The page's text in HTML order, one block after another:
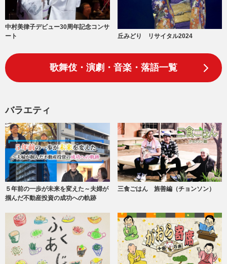
中村美律子デビュー30周年記念コンサ
ート
丘みどり リサイタル2024
歌舞伎・演劇・音楽・落語一覧
バラエティ
５年前の一歩が未来を変えた～夫婦が
掴んだ不動産投資の成功への軌跡
三食ごはん 旌善編（チョンソン）